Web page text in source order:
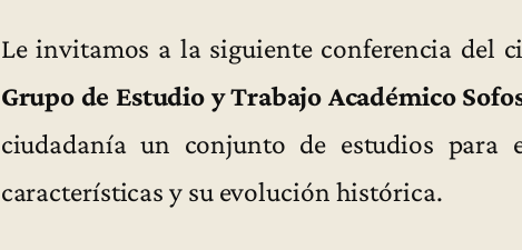
Le invitamos a la siguiente conferencia del
Grupo de Estudio y Trabajo Académico
ciudadanía un conjunto de estudios para
características y su evolución histórica.